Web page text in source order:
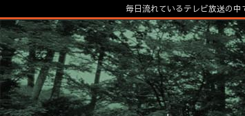
毎日流れているテレビ放送の